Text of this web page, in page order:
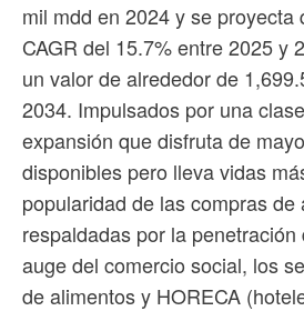
mil mdd en 2024 y se proyecta
CAGR del 15.7% entre 2025 y
un valor de alrededor de
2034. Impulsados ​​por una
expansión que disfruta de
disponibles pero lleva vidas
popularidad de las compras
respaldadas por la penetración
auge del comercio social, los
de alimentos y HORECA